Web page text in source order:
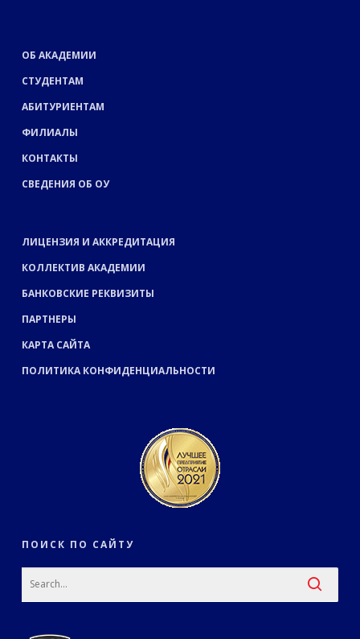
ОБ АКАДЕМИИ
СТУДЕНТАМ
АБИТУРИЕНТАМ
ФИЛИАЛЫ
КОНТАКТЫ
СВЕДЕНИЯ ОБ ОУ
ЛИЦЕНЗИЯ И АККРЕДИТАЦИЯ
КОЛЛЕКТИВ АКАДЕМИИ
БАНКОВСКИЕ РЕКВИЗИТЫ
ПАРТНЕРЫ
КАРТА САЙТА
ПОЛИТИКА КОНФИДЕНЦИАЛЬНОСТИ
ПОИСК ПО САЙТУ